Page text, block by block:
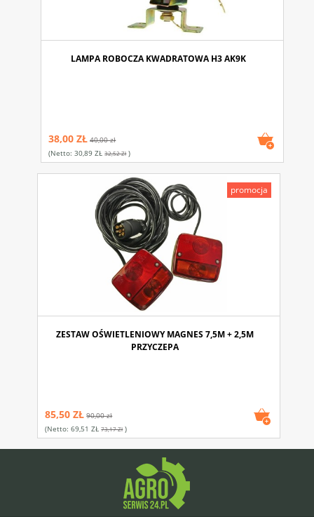
LAMPA ROBOCZA KWADRATOWA H3 AK9K
38,00 ZŁ 40,00 zł
(netto:30,89 ZŁ 32,52 Zł)
ZESTAW OŚWIETLENIOWY MAGNES 7,5M + 2,5M
PRZYCZEPA
85,50 ZŁ 90,00 zł
(netto:69,51 ZŁ 73,17 Zł)
promocja